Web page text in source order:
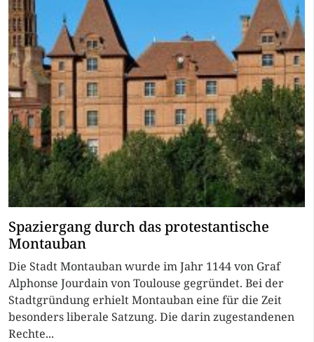
Spaziergang durch das protestantische
Montauban
Die Stadt Montauban wurde im Jahr 1144 von Graf
Alphonse Jourdain von Toulouse gegründet. Bei der
Stadtgründung erhielt Montauban eine für die Zeit
besonders liberale Satzung. Die darin zugestandenen
Rechte...